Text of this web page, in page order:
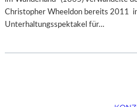
Christopher Wheeldon bereits 2011
Unterhaltungsspektakel für…